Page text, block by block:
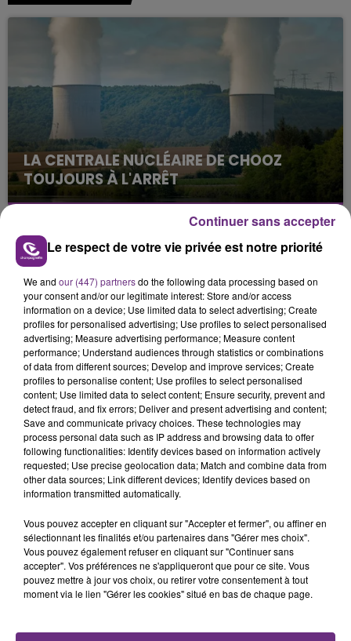
LA CENTRALE NUCLÉAIRE DE CHOOZ
TOUJOURS À L'ARRÊT
Cela fait déjà une semaine que la centrale
nucléaire ardennaise est à l'arrêt. Une situation
justifiée par la sécheresse intense qui est toujours
présente.
LE MAGASIN JOUÉCLUB DE REIMS FERME
SES PORTES
C'était l'une des institutions du centre-ville
rémois. Le magasin JouéClub est contraint de
fermer ses portes.
TITRES DIFFUSÉS
5h34
5h34
Le respect de votre vie privée est notre priorité
We and our (447) partnersdo the following data processing based on
your consent and/or our legitimate interest: Store and/or access
information on a device; Use limited data to select advertising; Create
profiles for personalised advertising; Use profiles to select personalised
advertising; Measure advertising performance; Measure content
performance; Understand audiences through statistics or combinations
of data from different sources; Develop and improve services; Create
profiles to personalise content; Use profiles to select personalised
content; Use limited data to select content; Ensure security, prevent and
detect fraud, and fix errors; Deliver and present advertising and content;
Save and communicate privacy choices. These technologies may
process personal data such as IP address and browsing data to offer
following functionalities: Identify devices based on information actively
requested; Use precise geolocation data; Match and combine data from
other data sources; Link different devices; Identify devices based on
information transmitted automatically.
Vous pouvez accepter en cliquant sur "Accepter et fermer", ou affiner en
sélectionnant les finalités et/ou partenaires dans "Gérer mes choix".
Vous pouvez également refuser en cliquant sur "Continuer sans
accepter". Vos préférences ne s'appliqueront que pour ce site. Vous
pouvez mettre à jour vos choix, ou retirer votre consentement à tout
moment via le lien "Gérer les cookies" situé en bas de chaque page.
Continuer sans accepter